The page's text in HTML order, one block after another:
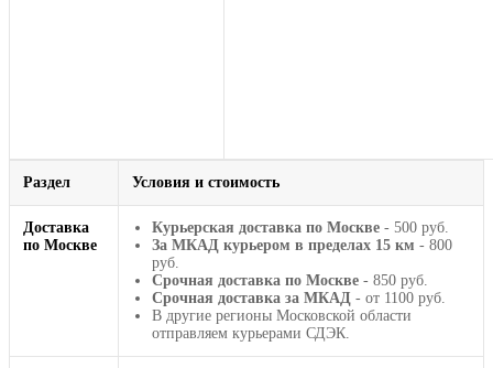
Раздел Условия и стоимость
Доставка
по Москве
Курьерская доставка по Москве - 500 руб.
За МКАД курьером в пределах 15 км - 800
руб.
Срочная доставка по Москве - 850 руб.
Срочная доставка за МКАД - от 1100 руб.
В другие регионы Московской области
отправляем курьерами СДЭК.